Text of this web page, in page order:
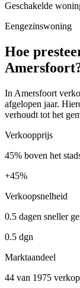
Geschakelde
Eengezinswoning
Hoe
In Amersfoort
afgelopen jaar.
verhoudt tot het
Verkoopprijs
45% boven het
+45%
Verkoopsnelheid
0.5 dagen sneller
0.5 dgn
Marktaandeel
44 van 1975